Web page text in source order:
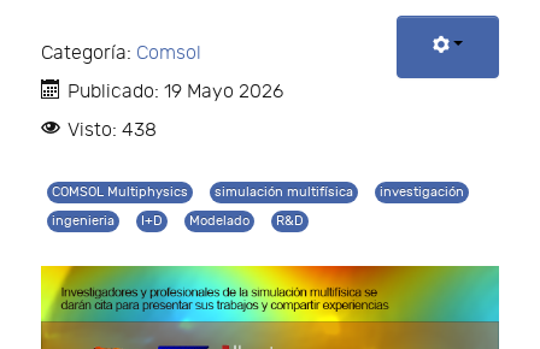
Categoría: Comsol
Publicado: 19 Mayo 2026
Visto: 438
COMSOL Multiphysics simulación multifísica
investigación
ingenieria
I+D Modelado R&D